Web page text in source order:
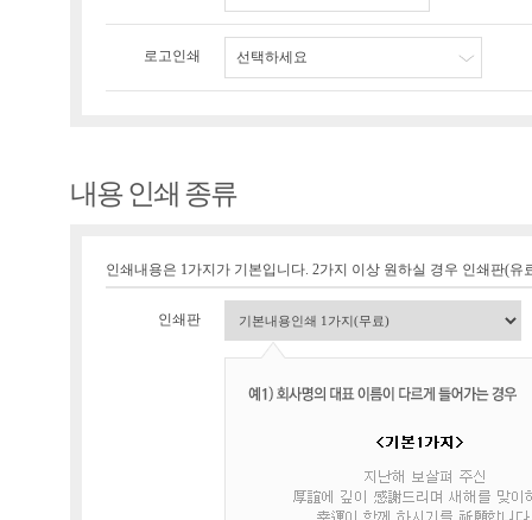
로고인쇄 선택하세요
내용 인쇄 종류
인쇄내용은 1가지가 기본입니다. 2가지 이상 원하실 경우 인쇄판(유
인쇄판